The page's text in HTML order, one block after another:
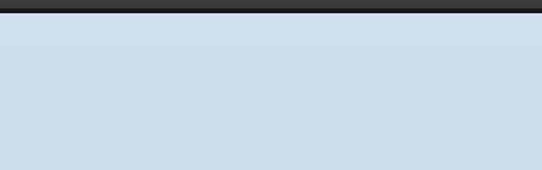
ar rs